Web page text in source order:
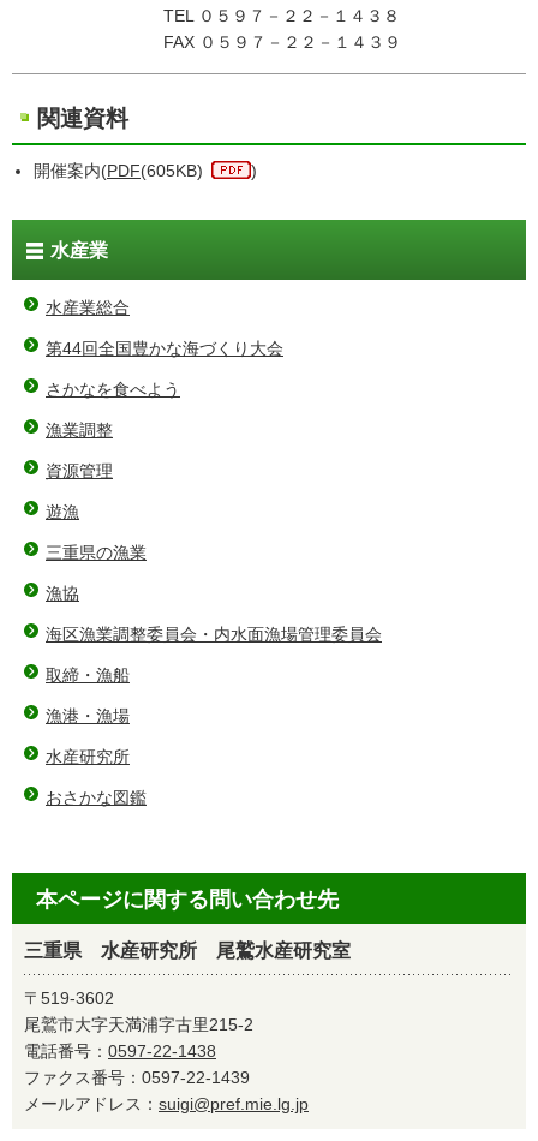
TEL ０５９７－２２－１４３８
FAX ０５９７－２２－１４３９
関連資料
開催案内(PDF(605KB) )
水産業
水産業総合
第44回全国豊かな海づくり大会
さかなを食べよう
漁業調整
資源管理
遊漁
三重県の漁業
漁協
海区漁業調整委員会・内水面漁場管理委員会
取締・漁船
漁港・漁場
水産研究所
おさかな図鑑
本ページに関する問い合わせ先
三重県 水産研究所 尾鷲水産研究室
〒519-3602
尾鷲市大字天満浦字古里215-2
電話番号： 0597-22-1438
ファクス番号：0597-22-1439
メールアドレス： suigi@pref.mie.lg.jp